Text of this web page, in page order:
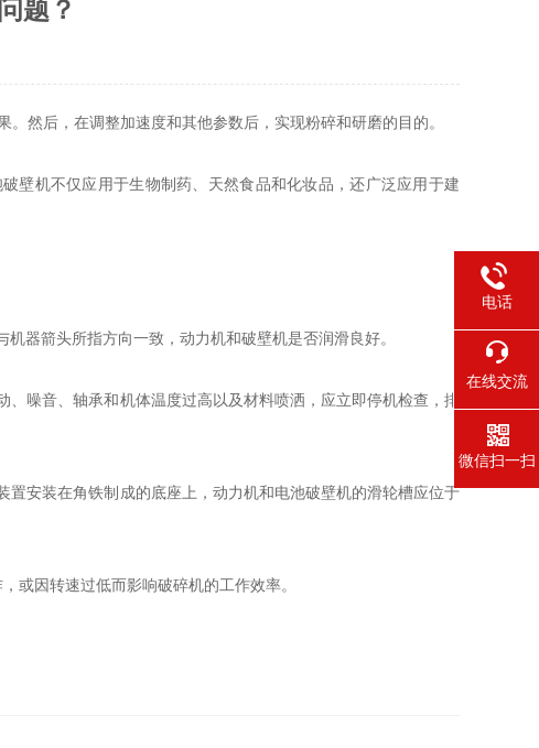
题？
然后，在调整加速度和其他参数后，实现粉碎和研磨的目的。
壁机不仅应用于生物制药、天然食品和化妆品，还广泛应用于建
器箭头所指方向一致，动力机和破壁机是否润滑良好。
噪音、轴承和机体温度过高以及材料喷洒，应立即停机检查，排
安装在角铁制成的底座上，动力机和电池破壁机的滑轮槽应位于
因转速过低而影响破碎机的工作效率。
电话
在线交流
微信扫一扫